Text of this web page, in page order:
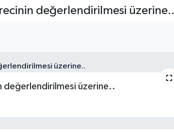
değerlendirilmesi üzerine..
değerlendirilmesi üzerine..